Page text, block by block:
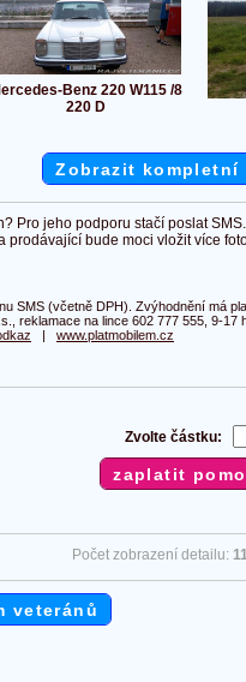
Benz 220 W115 /8
220 D
Zobrazit kompletní
Pro jeho podporu stačí poslat
prodávající bude moci vložit více
SMS (včetně DPH). Zvýhodnění má
reklamace na lince 602 777 555, 9-17
| www.platmobilem.cz
Zvolte částku:
Počet zobrazení detailu:
veteránů